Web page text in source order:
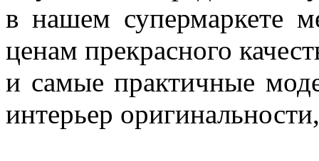
в нашем супермаркете
ценам прекрасного
и самые практичные
интерьер